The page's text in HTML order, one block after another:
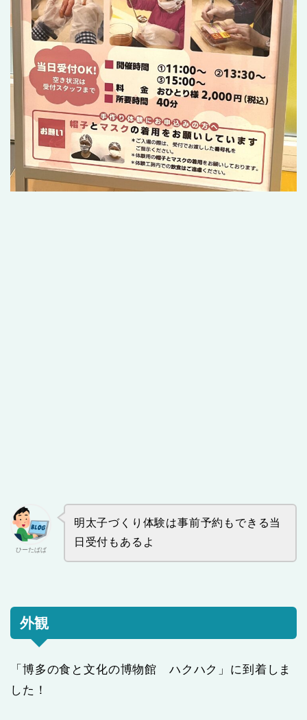
ひーたぱぱ
明太子づくり体験は事前予約もできる当
日受付もあるよ
外観
「博多の食と文化の博物館 ハクハク」に到着しま
した！